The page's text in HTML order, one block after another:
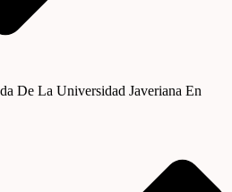
De La Universidad Javeriana En